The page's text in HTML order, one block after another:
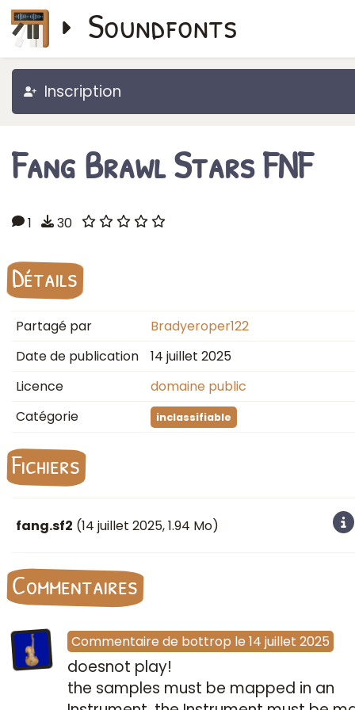
Soundfonts
Inscription
Fang Brawl Stars FNF
1 30
Détails
Partagé par
Bradyeroper122
Date de publication
14 juillet 2025
Licence
domaine public
Catégorie
inclassifiable
Fichiers
fang.sf2 (14 juillet 2025, 1.94 Mo)
Commentaires
Commentaire de bottrop le 14 juillet 2025
doesnot play!
the samples must be mapped in an